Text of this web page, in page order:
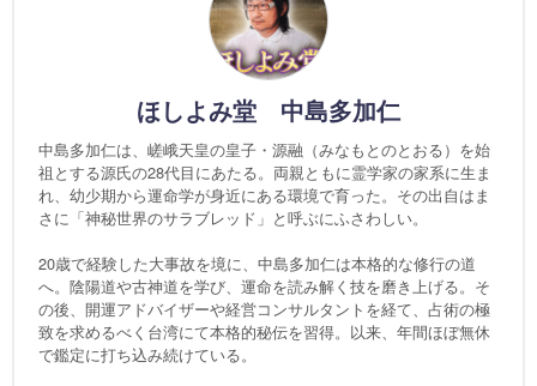
ほしよみ堂 中島多加仁
中島多加仁は、嵯峨天皇の皇子・源融（みなもとのとおる）を始
祖とする源氏の28代目にあたる。両親ともに霊学家の家系に生ま
れ、幼少期から運命学が身近にある環境で育った。その出自はま
さに「神秘世界のサラブレッド」と呼ぶにふさわしい。
20歳で経験した大事故を境に、中島多加仁は本格的な修行の道
へ。陰陽道や古神道を学び、運命を読み解く技を磨き上げる。そ
の後、開運アドバイザーや経営コンサルタントを経て、占術の極
致を求めるべく台湾にて本格的秘伝を習得。以来、年間ほぼ無休
で鑑定に打ち込み続けている。